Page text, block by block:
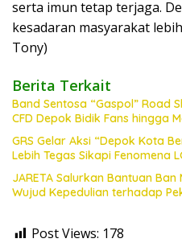
serta imun tetap terjaga.
kesadaran masyarakat
Tony)
Berita Terkait
Band Sentosa “Gaspol” Road
CFD Depok Bidik Fans hingga
GRS Gelar Aksi “Depok Kota
Lebih Tegas Sikapi Fenomena
JARETA Salurkan Bantuan
Wujud Kepedulian terhadap
Post Views: 178